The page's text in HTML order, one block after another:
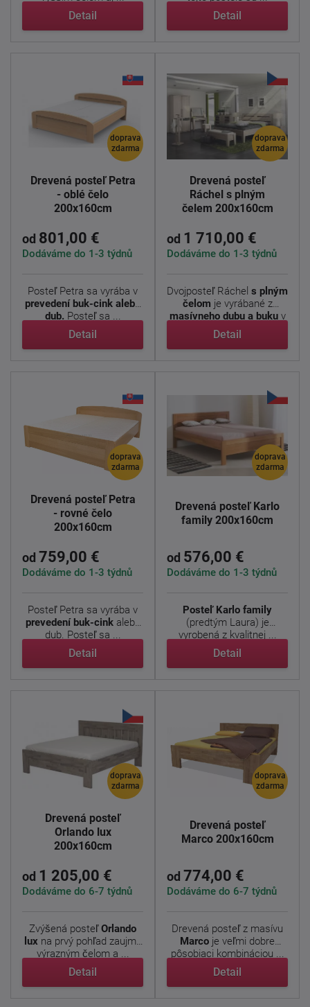
Detail Detail
doprava
zdarma
Drevená posteľ Petra
- oblé čelo
200x160cm
od 801,00 €
Dodáváme do 1-3 týdnů
Posteľ Petra sa vyrába v
prevedení buk-cink alebo
dub. Posteľ sa ...
Detail
doprava
zdarma
Drevená posteľ
Ráchel s plným
čelem 200x160cm
od 1 710,00 €
Dodáváme do 1-3 týdnů
Dvojposteľ Ráchel s plným
čelom je vyrábané z
masívneho dubu a bukuv
...
Detail
doprava
zdarma
Drevená posteľ Petra
- rovné čelo
200x160cm
od 759,00 €
Dodáváme do 1-3 týdnů
Posteľ Petra sa vyrába v
prevedení buk-cinkalebo
dub. Posteľ sa ...
Detail
doprava
zdarma
Drevená posteľ Karlo
family 200x160cm
od 576,00 €
Dodáváme do 1-3 týdnů
Posteľ Karlo family
(predtým Laura) je
vyrobená z kvalitnej ...
Detail
doprava
zdarma
Drevená posteľ
Orlando lux
200x160cm
od 1 205,00 €
Dodáváme do 6-7 týdnů
Zvýšená posteľOrlando
luxna prvý pohľad zaujme
výrazným čelom a ...
Detail
doprava
zdarma
Drevená posteľ
Marco 200x160cm
od 774,00 €
Dodáváme do 6-7 týdnů
Drevená posteľ z masívu
Marco je veľmi dobre
pôsobiaci kombináciou ...
Detail